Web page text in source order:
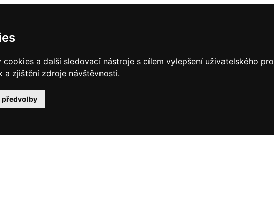
a další sledovací nástroje s cílem vylepšení uživatelského
a zjištění zdroje návštěvnosti.
předvolby